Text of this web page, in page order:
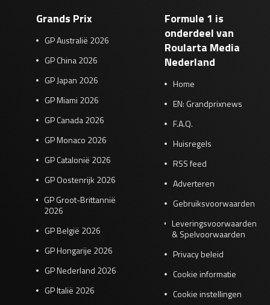
Grands Prix
GP Australië 2026
GP China 2026
GP Japan 2026
GP Miami 2026
GP Canada 2026
GP Monaco 2026
GP Catalonië 2026
GP Oostenrijk 2026
GP Groot-Brittannië
2026
GP België 2026
GP Hongarije 2026
GP Nederland 2026
GP Italië 2026
Formule 1 is
onderdeel van
Roularta Media
Nederland
Home
EN: Grandprixnews
F.A.Q.
Huisregels
RSS feed
Adverteren
Gebruiksvoorwaarden
Leveringsvoorwaarden
& Spelvoorwaarden
Privacy beleid
Cookie informatie
Cookie instellingen